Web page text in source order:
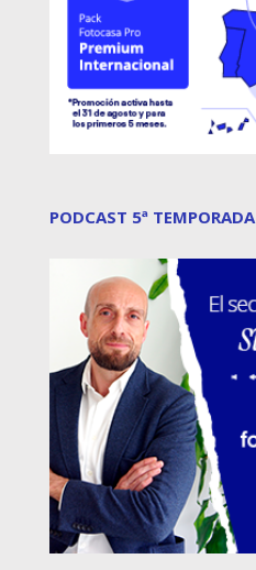
PODCAST 5ª TEMPORADA